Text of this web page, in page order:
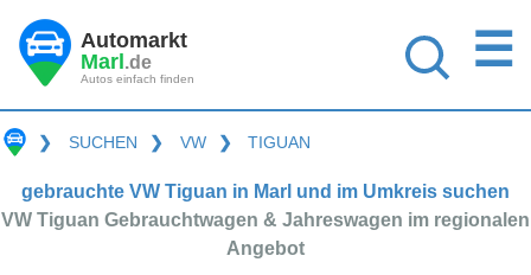
Automarkt
Marl.de
Autos einfach finden
☰
❯ SUCHEN ❯ VW ❯ TIGUAN
gebrauchte VW Tiguan in Marl und im Umkreis suchen
VW Tiguan Gebrauchtwagen & Jahreswagen im regionalen
Angebot